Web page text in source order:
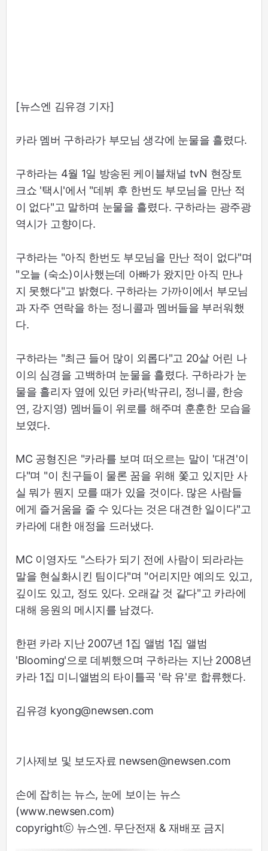
[뉴스엔 김유경 기자]
카라 멤버 구하라가 부모님 생각에 눈물을 흘렸다.
구하라는 4월 1일 방송된 케이블채널 tvN 현장토
크쇼 '택시'에서 "데뷔 후 한번도 부모님을 만난 적
이 없다"고 말하며 눈물을 흘렸다. 구하라는 광주광
역시가 고향이다.
구하라는 "아직 한번도 부모님을 만난 적이 없다"며
"오늘 (숙소)이사했는데 아빠가 왔지만 아직 만나
지 못했다"고 밝혔다. 구하라는 가까이에서 부모님
과 자주 연락을 하는 정니콜과 멤버들을 부러워했
다.
구하라는 "최근 들어 많이 외롭다"고 20살 어린 나
이의 심경을 고백하며 눈물을 흘렸다. 구하라가 눈
물을 흘리자 옆에 있던 카라(박규리, 정니콜, 한승
연, 강지영) 멤버들이 위로를 해주며 훈훈한 모습을
보였다.
MC 공형진은 "카라를 보며 떠오르는 말이 '대견'이
다"며 "이 친구들이 물론 꿈을 위해 쫓고 있지만 사
실 뭐가 뭔지 모를 때가 있을 것이다. 많은 사람들
에게 즐거움을 줄 수 있다는 것은 대견한 일이다"고
카라에 대한 애정을 드러냈다.
MC 이영자도 "스타가 되기 전에 사람이 되라라는
말을 현실화시킨 팀이다"며 "어리지만 예의도 있고,
깊이도 있고, 정도 있다. 오래갈 것 같다"고 카라에
대해 응원의 메시지를 남겼다.
한편 카라 지난 2007년 1집 앨범 1집 앨범
'Blooming'으로 데뷔했으며 구하라는 지난 2008년
카라 1집 미니앨범의 타이틀곡 '락 유'로 합류했다.
김유경 kyong@newsen.com
기사제보 및 보도자료 newsen@newsen.com
손에 잡히는 뉴스, 눈에 보이는 뉴스
(www.newsen.com)
copyrightⓒ 뉴스엔. 무단전재 & 재배포 금지